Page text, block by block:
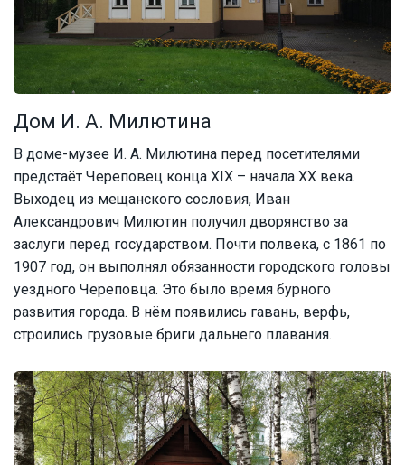
Дом И. А. Милютина
В доме-музее И. А. Милютина перед посетителями
предстаёт Череповец конца XIX – начала XX века.
Выходец из мещанского сословия, Иван
Александрович Милютин получил дворянство за
заслуги перед государством. Почти полвека, с 1861 по
1907 год, он выполнял обязанности городского головы
уездного Череповца. Это было время бурного
развития города. В нём появились гавань, верфь,
строились грузовые бриги дальнего плавания.